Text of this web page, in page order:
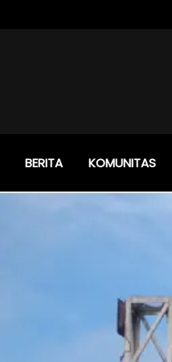
BERITA KOMUNITAS